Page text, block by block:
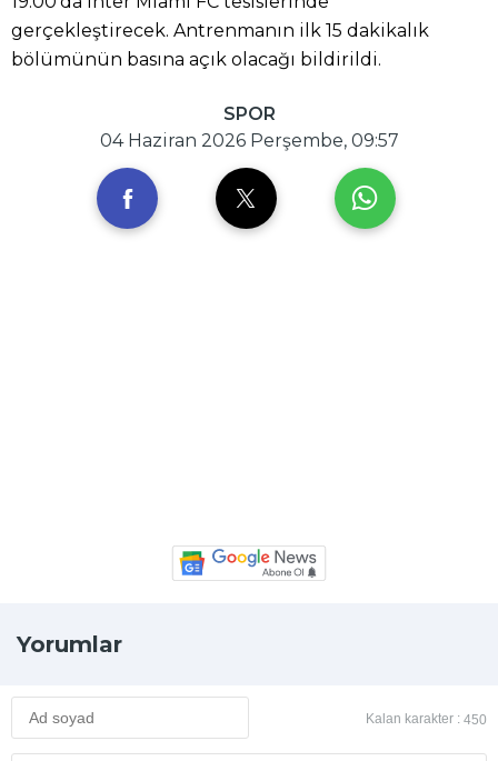
gerçekleştirecek. Antrenmanın ilk 15 dakikalık
bölümünün basına açık olacağı bildirildi.
SPOR
04 Haziran 2026 Perşembe, 09:57
Yorumlar
Kalan karakter : 450